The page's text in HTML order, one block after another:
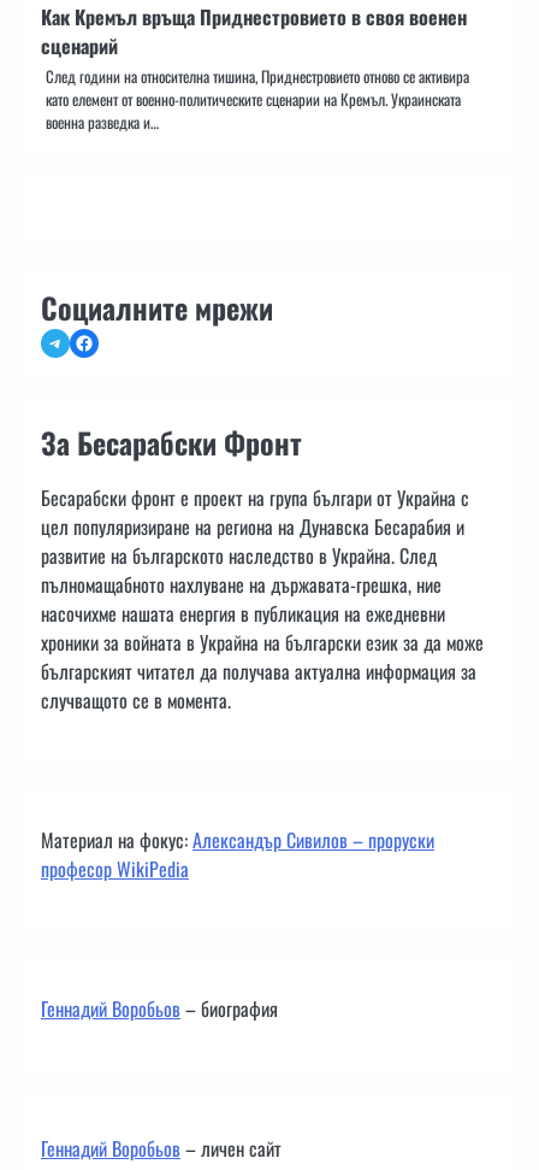
Как Кремъл връща Приднестровието в своя военен
сценарий
След години на относителна тишина, Приднестровието отново се активира
като елемент от военно-политическите сценарии на Кремъл. Украинската
военна разведка и…
Социалните мрежи
TelegramFacebook
За Бесарабски Фронт
Бесарабски фронт е проект на група българи от Украйна с
цел популяризиране на региона на Дунавска Бесарабия и
развитие на българското наследство в Украйна. След
пълномащабното нахлуване на държавата-грешка, ние
насочихме нашата енергия в публикация на ежедневни
хроники за войната в Украйна на български език за да може
българският читател да получава актуална информация за
случващото се в момента.
Материал на фокус:Александър Сивилов – проруски
професор WikiPedia
Геннадий Воробьов– биография
Геннадий Воробьов– личен сайт